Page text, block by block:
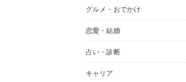
グルメ・おでかけ
恋愛・結婚
占い・診断
キャリア